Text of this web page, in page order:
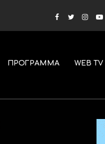
ΠΡΟΓΡΑΜΜΑ WEB TV